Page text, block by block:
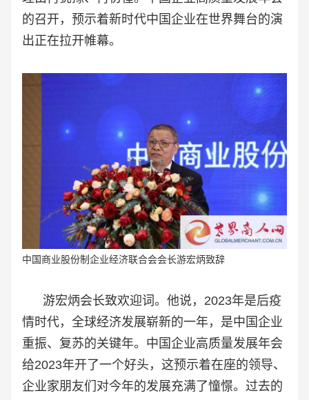
的召开，预示着新时代中国企业在世界舞台的演
出正在拉开帷幕。
中国商业股份制企业经济联合会会长游宏炳致辞
游宏炳会长致欢迎词。他说，2023年是后疫
情时代，全球经济发展崭新的一年，是中国企业
重振、复苏的关键年。中国企业高质量发展年会
给2023年开了一个好头，这预示着在座的领导、
企业家朋友们对今年的发展充满了憧憬。过去的